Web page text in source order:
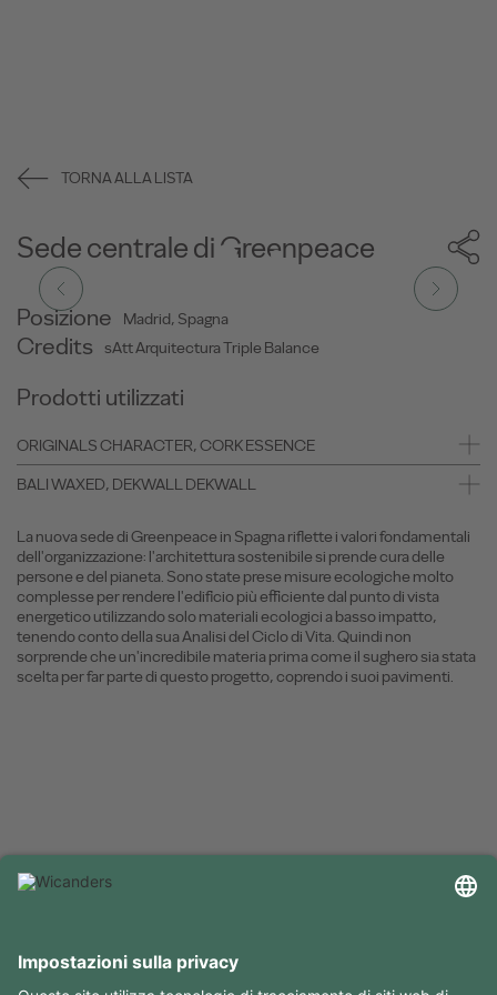
TORNA ALLA LISTA
Sede centrale di Greenpeace
Posizione Madrid, Spagna
Credits sAtt Arquitectura Triple Balance
Prodotti utilizzati
ORIGINALS CHARACTER, CORK ESSENCE
BALI WAXED, DEKWALL DEKWALL
La nuova sede di Greenpeace in Spagna riflette i valori fondamentali
dell'organizzazione: l'architettura sostenibile si prende cura delle
persone e del pianeta. Sono state prese misure ecologiche molto
complesse per rendere l'edificio più efficiente dal punto di vista
energetico utilizzando solo materiali ecologici a basso impatto,
tenendo conto della sua Analisi del Ciclo di Vita. Quindi non
sorprende che un'incredibile materia prima come il sughero sia stata
scelta per far parte di questo progetto, coprendo i suoi pavimenti.